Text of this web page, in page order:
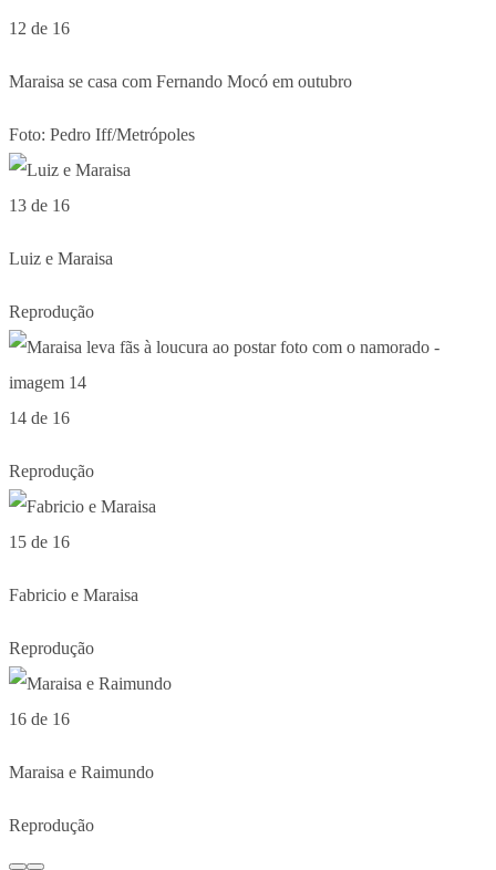
12 de 16
Maraisa se casa com Fernando Mocó em outubro
Foto: Pedro Iff/Metrópoles
13 de 16
Luiz e Maraisa
Reprodução
14 de 16
Reprodução
15 de 16
Fabricio e Maraisa
Reprodução
16 de 16
Maraisa e Raimundo
Reprodução